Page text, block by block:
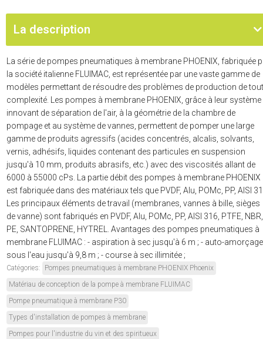
La description
La série de pompes pneumatiques à membrane PHOENIX, fabriquée
la société italienne FLUIMAC, est représentée par une vaste gamme de
modèles permettant de résoudre des problèmes de production de
complexité. Les pompes à membrane PHOENIX, grâce à leur système
innovant de séparation de l'air, à la géométrie de la chambre de
pompage et au système de vannes, permettent de pomper une large
gamme de produits agressifs (acides concentrés, alcalis, solvants,
vernis, adhésifs, liquides contenant des particules en suspension
jusqu'à 10 mm, produits abrasifs, etc.) avec des viscosités allant de
6000 à 55000 cPs. La partie débit des pompes à membrane PHOENIX
est fabriquée dans des matériaux tels que PVDF, Alu, POMc, PP, AISI
Les principaux éléments de travail (membranes, vannes à bille, sièges
de vanne) sont fabriqués en PVDF, Alu, POMc, PP, AISI 316, PTFE, NBR,
PE, SANTOPRENE, HYTREL. Avantages des pompes pneumatiques à
membrane FLUIMAC : - aspiration à sec jusqu'à 6 m ; - auto-amorçage
sous l'eau jusqu'à 9,8 m ; - course à sec illimitée ;
Catégories:
Pompes pneumatiques à membrane PHOENIX Phoenix
Matériau de conception de la pompe à membrane FLUIMAC
Pompe pneumatique à membrane P30
Types d'installation de pompes à membrane
Pompes pour l'industrie du vin et des spiritueux